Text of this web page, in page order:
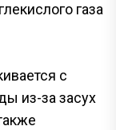
газа
с
из-за засух